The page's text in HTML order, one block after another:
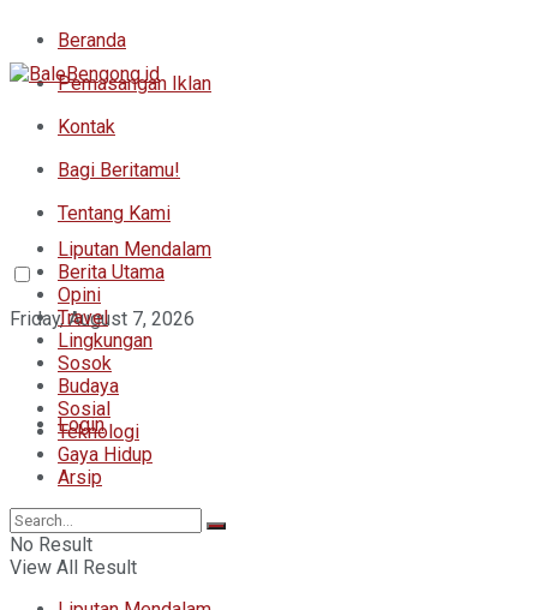
Beranda
Pemasangan Iklan
Kontak
Bagi Beritamu!
Tentang Kami
Friday, August 7, 2026
Login
Liputan Mendalam
Berita Utama
Opini
Travel
Lingkungan
Sosok
Budaya
Sosial
Teknologi
Gaya Hidup
Arsip
No Result
View All Result